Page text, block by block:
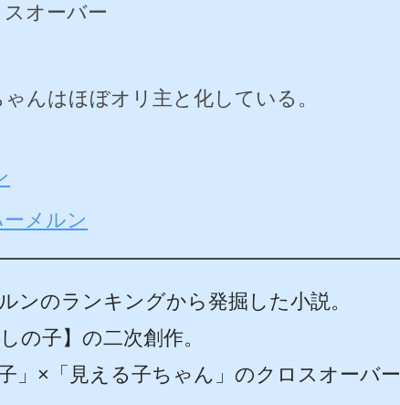
オーバー
んはほぼオリ主と化している。
メルン
ンのランキングから発掘した小説。
の子】の二次創作。
」×「見える子ちゃん」のクロスオーバー